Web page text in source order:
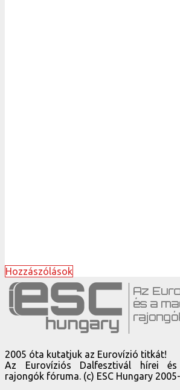
Hozzászólások
2005 óta kutatjuk az Eurovízió titkát!
Az Eurovíziós Dalfesztivál hírei
rajongók fóruma. (c) ESC Hungary